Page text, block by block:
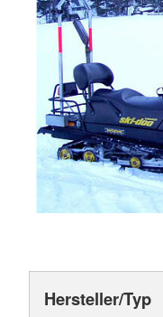
Hersteller/Typ